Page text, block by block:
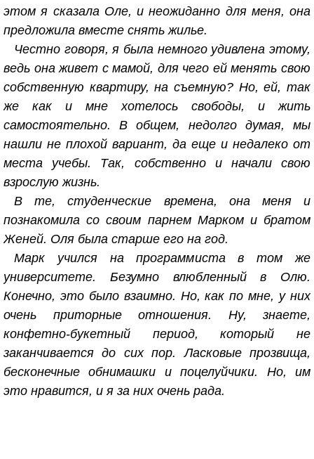
этом я сказала Оле, и неожиданно для меня, она
предложила вместе снять жилье.
Честно говоря, я была немного удивлена этому,
ведь она живет с мамой, для чего ей менять свою
собственную квартиру, на съемную? Но, ей, так
же как и мне хотелось свободы, и жить
самостоятельно. В общем, недолго думая, мы
нашли не плохой вариант, да еще и недалеко от
места учебы. Так, собственно и начали свою
взрослую жизнь.
В те, студенческие времена, она меня и
познакомила со своим парнем Марком и братом
Женей. Оля была старше его на год.
Марк учился на программиста в том же
университете. Безумно влюбленный в Олю.
Конечно, это было взаимно. Но, как по мне, у них
очень приторные отношения. Ну, знаете,
конфетно-букетный период, который не
заканчивается до сих пор. Ласковые прозвища,
бесконечные обнимашки и поцелуйчики. Но, им
это нравится, и я за них очень рада.